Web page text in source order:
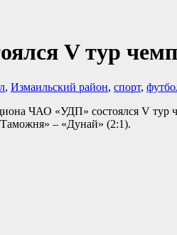
V тур
, Измаильский район, спорт,
ЧАО «УДП» состоялся V
– «Дунай» (2:1).